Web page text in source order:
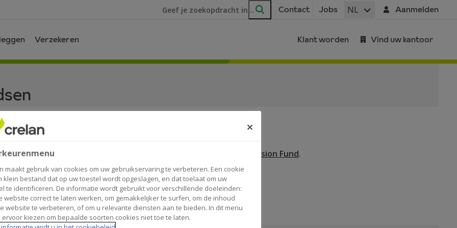
Ik ben op zoek naar
Zoeken
Contact Jobs NL Aanmelden
Verzekeren Klant worden Vind uw kantoor
fonds vanAXA B Fund Crelan Pension Fund.
disclosure regulation(SFDR).
maakt gebruik van cookies om uw gebruikservaring te verbeteren. Een cookie
klein bestand dat op uw toestel wordt opgeslagen, en dat toelaat om uw
te identificeren. De informatie wordt gebruikt voor verschillende doeleinden:
website correct te laten werken, om gemakkelijker te surfen, om de inhoud
website te verbeteren, of om u relevante diensten aan te bieden. In dit menu
ervoor kiezen om bepaalde soorten cookies niet toe te laten.